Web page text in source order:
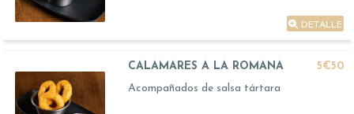
DETALLE
CALAMARES A LA ROMANA
5€50
Acompañados de salsa tártara